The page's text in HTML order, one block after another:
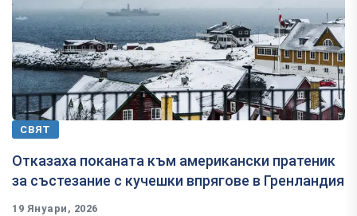
СВЯТ
Отказаха поканата към американски пратеник
за състезание с кучешки впрягове в Гренландия
19 Януари, 2026